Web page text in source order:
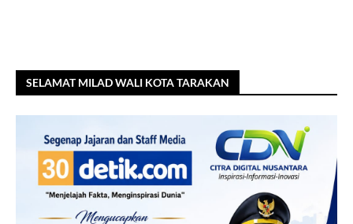
SELAMAT MILAD WALI KOTA TARAKAN